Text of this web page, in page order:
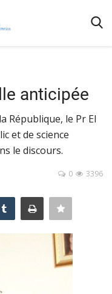
anticipée
République, le Pr El
et de science
le discours.
3396
0